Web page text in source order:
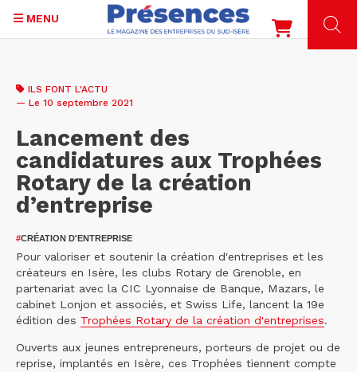
contenu
MENU
ILS FONT L'ACTU
— Le 10 septembre 2021
Lancement des
candidatures aux Trophées
Rotary de la création
d’entreprise
#CRÉATION D'ENTREPRISE
Pour valoriser et soutenir la création d'entreprises et les
créateurs en Isère, les clubs Rotary de Grenoble, en
partenariat avec la CIC Lyonnaise de Banque, Mazars, le
cabinet Lonjon et associés, et Swiss Life, lancent la 19e
édition des Trophées Rotary de la création d'entreprises.
Ouverts aux jeunes entrepreneurs, porteurs de projet ou de
reprise, implantés en Isère, ces Trophées tiennent compte